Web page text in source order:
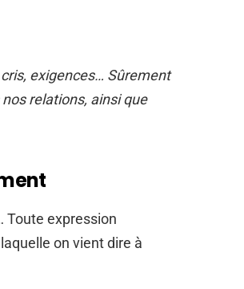
exigences… Sûrement
relations, ainsi que
Toute expression
on vient dire à